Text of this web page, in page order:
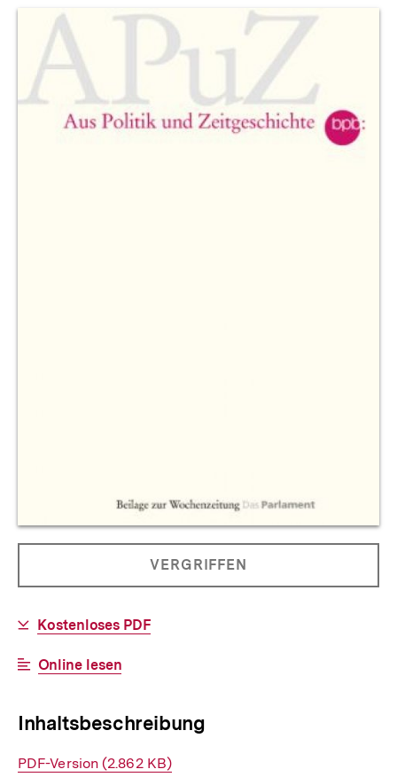
Produktvorschau
PRODUKT
NICHT
VERGRIFFEN
Download-
Kostenloses PDF
Interner
Online lesen
Inhaltsbeschreibung
Interner
PDF-Version (2.862 KB)